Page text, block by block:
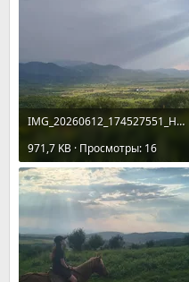
IMG_20260612_174527551_HDR.webp
971,7 KB · Просмотры: 16